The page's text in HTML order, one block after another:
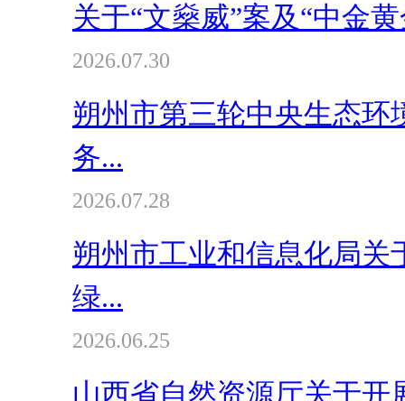
关于“文燊威”案及“中金
2026.07.30
朔州市第三轮中央生态环
务...
2026.07.28
朔州市工业和信息化局关
绿...
2026.06.25
山西省自然资源厅关于开